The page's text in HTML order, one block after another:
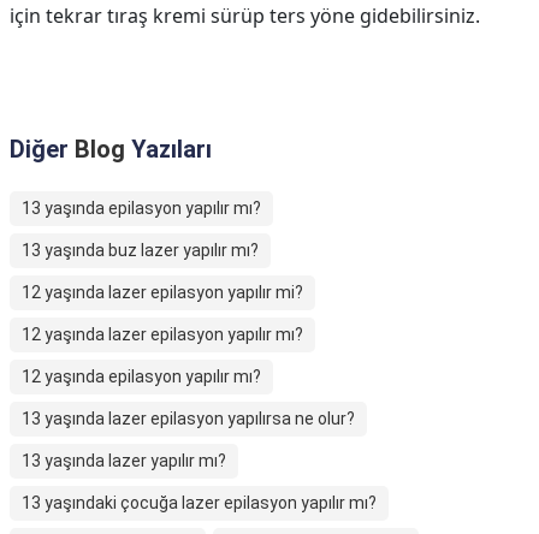
için tekrar tıraş kremi sürüp ters yöne gidebilirsiniz.
Diğer Blog Yazıları
13 yaşında epilasyon yapılır mı?
13 yaşında buz lazer yapılır mı?
12 yaşında lazer epilasyon yapılır mi?
12 yaşında lazer epilasyon yapılır mı?
12 yaşında epilasyon yapılır mı?
13 yaşında lazer epilasyon yapılırsa ne olur?
13 yaşında lazer yapılır mı?
13 yaşındaki çocuğa lazer epilasyon yapılır mı?